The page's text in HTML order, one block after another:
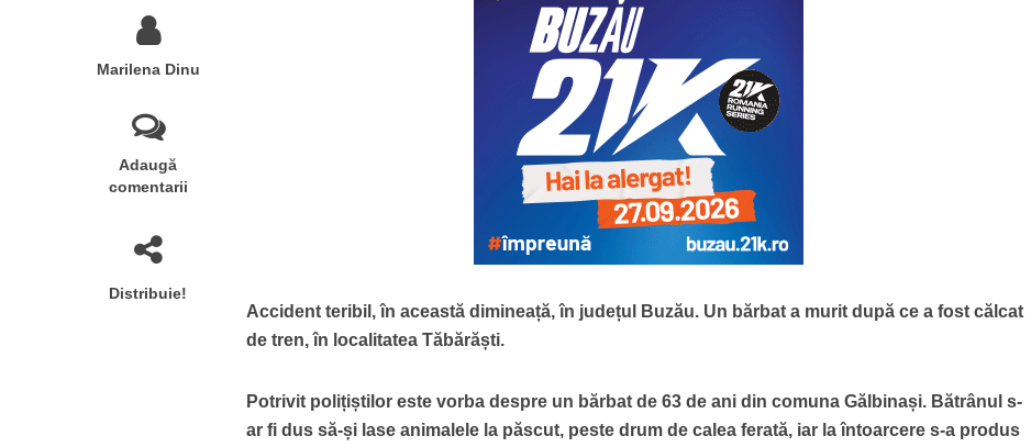
Marilena Dinu
Adaugă
comentarii
Distribuie!
Accident teribil, în această dimineață, în județul Buzău. Un bărbat a murit după ce a fost călcat
de tren, în localitatea Tăbărăști.
Potrivit polițiștilor este vorba despre un bărbat de 63 de ani din comuna Gălbinași. Bătrânul s-
ar fi dus să-și lase animalele la păscut, peste drum de calea ferată, iar la întoarcere s-a produs